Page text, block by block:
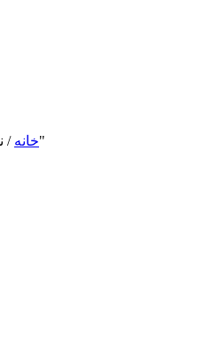
خانه / نوشته دارای تگ : "شمس قریشی"